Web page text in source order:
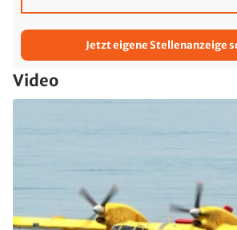
Jetzt eigene Stellenanzeige
Video